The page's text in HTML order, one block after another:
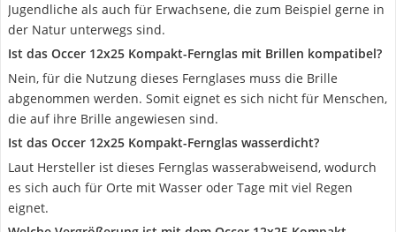
Jugendliche als auch für Erwachsene, die zum Beispiel gerne in
der Natur unterwegs sind.
Ist das Occer 12x25 Kompakt-Fernglas mit Brillen kompatibel?
Nein, für die Nutzung dieses Fernglases muss die Brille
abgenommen werden. Somit eignet es sich nicht für Menschen,
die auf ihre Brille angewiesen sind.
Ist das Occer 12x25 Kompakt-Fernglas wasserdicht?
Laut Hersteller ist dieses Fernglas wasserabweisend, wodurch
es sich auch für Orte mit Wasser oder Tage mit viel Regen
eignet.